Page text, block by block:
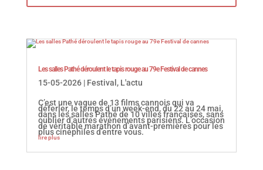
Les salles Pathé déroulent le tapis rouge au 79e Festival de cannes
15-05-2026| Festival , L'actu
C’est une vague de 13 films cannois qui va
déferler, le temps d’un week-end, du 22 au 24 mai,
dans les salles Pathé de 10 villes françaises, sans
oublier d’autres événements parisiens. L’occasion
de véritable marathon d’avant-premières pour les
plus cinéphiles d’entre vous.
lire plus